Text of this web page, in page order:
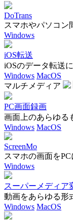
DoTrans
スマホやパソコン
Windows
iOS転送
iOSのデータ転送
Windows MacOS
マルチメディア
PC画面録画
画面上のあらゆる
Windows MacOS
ScreenMo
スマホの画面を
Windows
スーパーメディア
動画をあらゆる形
Windows MacOS